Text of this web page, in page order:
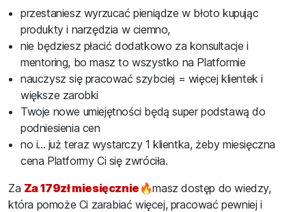
przestaniesz wyrzucać pieniądze w błoto kupując
produkty i narzędzia w ciemno,
nie będziesz płacić dodatkowo za konsultacje i
mentoring, bo masz to wszystko na Platformie
nauczysz się pracować szybciej = więcej klientek i
większe zarobki
Twoje nowe umiejętności będą super podstawą do
podniesienia cen
no i... już teraz wystarczy 1 klientka, żeby miesięczna
cena Platformy Ci się zwróciła.
Za Za 179zł miesięcznie 🔥masz dostęp do wiedzy,
która pomoże Ci zarabiać więcej, pracować pewniej i